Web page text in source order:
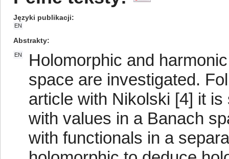
Języki publikacji
EN
Abstrakty
EN
Holomorphic and
space are investigated.
article with Nikolski [4] it
with values in a Banach
with functionals in a